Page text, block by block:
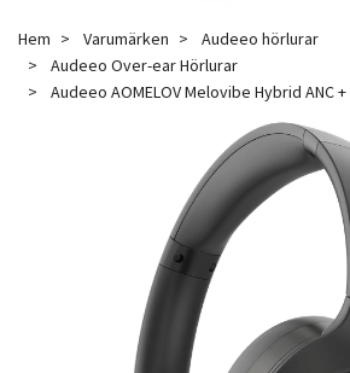
Hem Varumärken
Audeeo hörlurar
Audeeo Over-ear Hörlurar
Audeeo AOMELOV Melovibe Hybrid ANC